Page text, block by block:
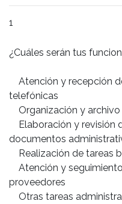
1
¿Cuáles serán tus
Atención y recepción
telefónicas
Organización y
Elaboración y revisión
documentos
Realización de tareas
Atención y
proveedores
Otras tareas